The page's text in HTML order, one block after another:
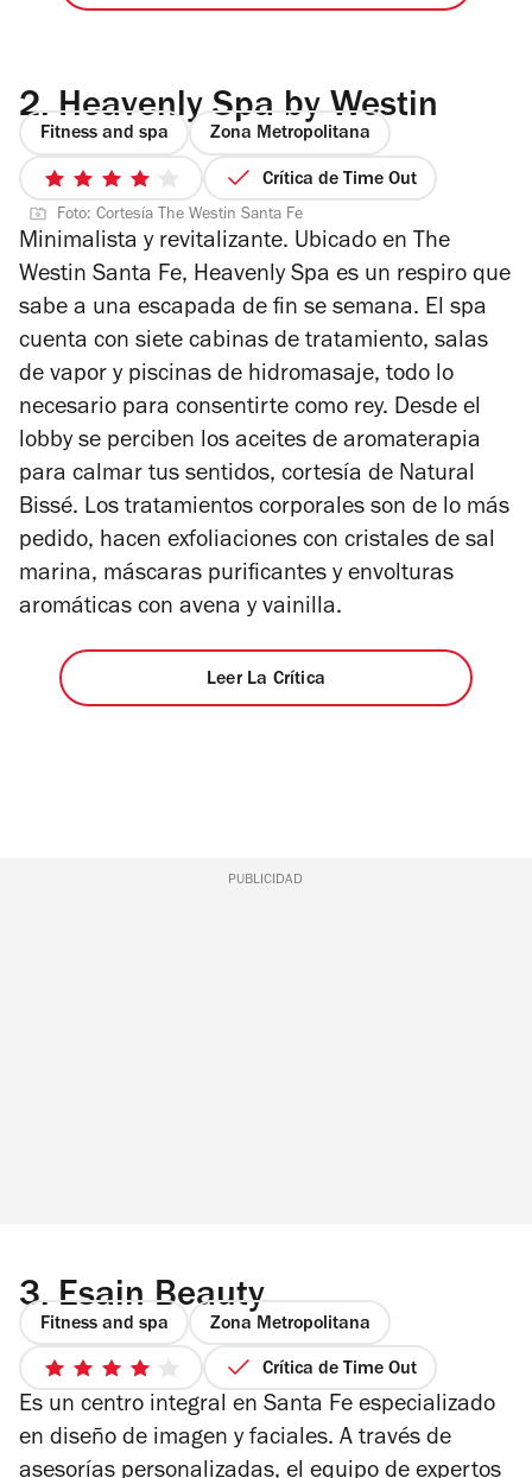
2. Heavenly Spa by Westin
Fitness and spa Zona Metropolitana
4
de
5
estrellas
Crítica de Time Out
Foto: Cortesía The Westin Santa Fe
Minimalista y revitalizante. Ubicado en The
Westin Santa Fe, Heavenly Spa es un respiro que
sabe a una escapada de fin se semana. El spa
cuenta con siete cabinas de tratamiento, salas
de vapor y piscinas de hidromasaje, todo lo
necesario para consentirte como rey. Desde el
lobby se perciben los aceites de aromaterapia
para calmar tus sentidos, cortesía de Natural
Bissé. Los tratamientos corporales son de lo más
pedido, hacen exfoliaciones con cristales de sal
marina, máscaras purificantes y envolturas
aromáticas con avena y vainilla.
Leer La Crítica
PUBLICIDAD
3. Esain Beauty
Fitness and spa Zona Metropolitana
4
de
5
estrellas
Crítica de Time Out
Es un centro integral en Santa Fe especializado
en diseño de imagen y faciales. A través de